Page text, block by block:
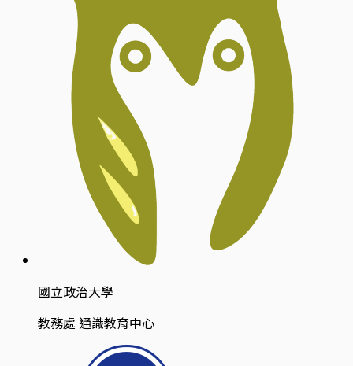
國立政治大學
教務處 通識教育中心